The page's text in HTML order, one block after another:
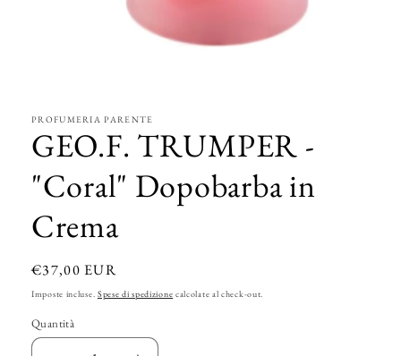
finestra
modale
PROFUMERIA PARENTE
GEO.F. TRUMPER -
"Coral" Dopobarba in
Crema
Prezzo
di
€37,00 EUR
Imposte incluse. Spese di spedizione calcolate al check-out.
Quantità